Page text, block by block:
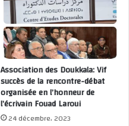
Association des Doukkala: Vif
succès de la rencontre-débat
organisée en l’honneur de
l’écrivain Fouad Laroui
24 décembre، 2023